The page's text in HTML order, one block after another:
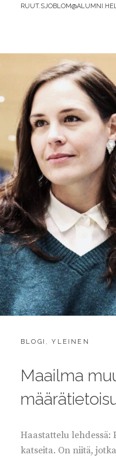
BY
CATEGORIES:
BLOGI ,YLEINEN
Maailma
Haastattelu
katseita. On niitä,